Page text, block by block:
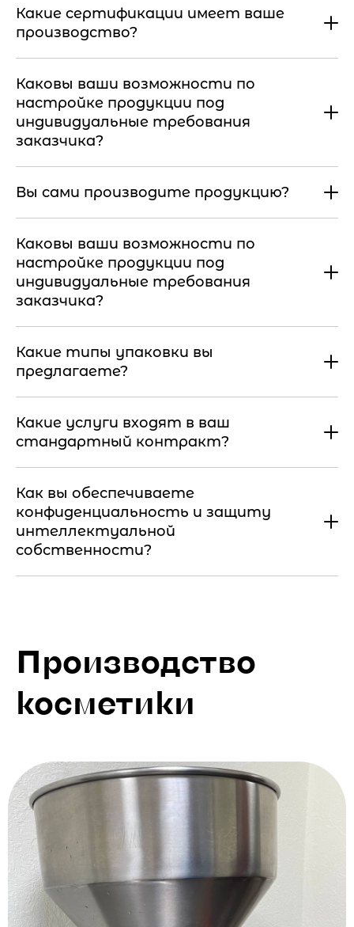
Какие сертификации имеет ваше
производство?
Каковы ваши возможности по
настройке продукции под
индивидуальные требования
заказчика?
Вы сами производите продукцию?
Каковы ваши возможности по
настройке продукции под
индивидуальные требования
заказчика?
Какие типы упаковки вы
предлагаете?
Какие услуги входят в ваш
стандартный контракт?
Как вы обеспечиваете
конфиденциальность и защиту
интеллектуальной
собственности?
Производство
косметики